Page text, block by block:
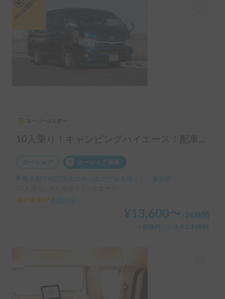
10人乗り！キャンピングハイエース！配車無料！割引アリ！！
カーシェア カーシェア保険
東京都千代田区丸の内（次のビルを除く）, ' 東京駅
4.88
34
¥ 13,600〜 /24時間
＋保険料・システム利用料